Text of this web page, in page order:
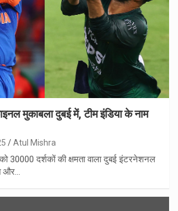
मुकाबला दुबई में, टीम इंडिया के नाम
Atul Mishra
30000 दर्शकों की क्षमता वाला दुबई इंटरनेशनल
और…